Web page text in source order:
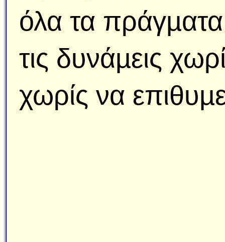
όλα τα πράγµατα
τις δυνάµεις
χωρίς να